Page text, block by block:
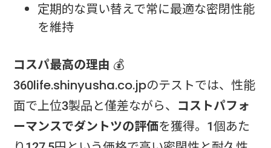
定期的な買い替えで常に最適な密閉性能
を維持
コスパ最高の理由 💰
360life.shinyusha.co.jpのテストでは、性能
面で上位3製品と僅差ながら、 コストパフォ
ーマンスでダントツの評価を獲得。1個あた